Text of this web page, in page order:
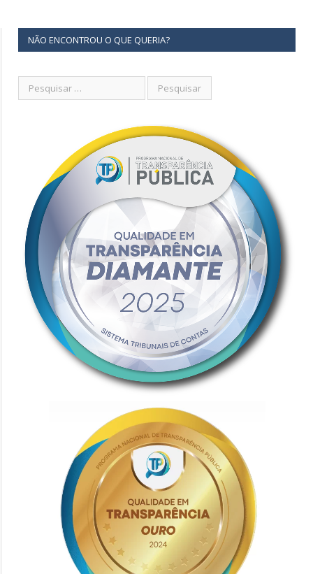
NÃO ENCONTROU O QUE QUERIA?